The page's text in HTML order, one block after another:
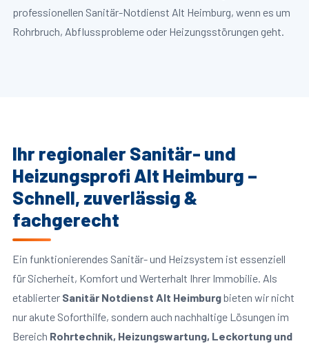
professionellen Sanitär-Notdienst Alt Heimburg, wenn es um
Rohrbruch, Abflussprobleme oder Heizungsstörungen geht.
Ihr regionaler Sanitär- und
Heizungsprofi Alt Heimburg –
Schnell, zuverlässig &
fachgerecht
Ein funktionierendes Sanitär- und Heizsystem ist essenziell
für Sicherheit, Komfort und Werterhalt Ihrer Immobilie. Als
etablierter Sanitär Notdienst Alt Heimburgbieten wir nicht
nur akute Soforthilfe, sondern auch nachhaltige Lösungen im
Bereich Rohrtechnik, Heizungswartung, Leckortung und